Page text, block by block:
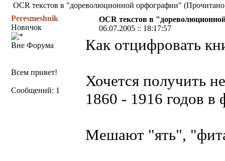
OCR текстов в "дореволюционной орфографии" (Прочитано
Peresmeshnik
Новичок
Вне Форума
Всем привет!
Сообщений: 1
OCR текстов в
06.07.2005 :: 18:17:57
Как отцифровать
Хочется получить
1860 - 1916 годов в
Мешают "ять",